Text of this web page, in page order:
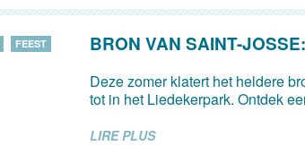
FEEST BRON VAN SAINT-
Deze zomer klatert het heldere
tot in het Liedekerpark. Ontdek
LIRE PLUS